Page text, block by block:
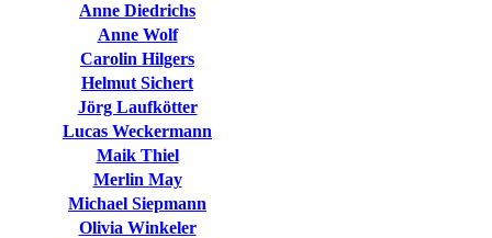
Anne Diedrichs
Anne Wolf
Carolin Hilgers
Helmut Sichert
Jörg Laufkötter
Lucas Weckermann
Maik Thiel
Merlin May
Michael Siepmann
Olivia Winkeler